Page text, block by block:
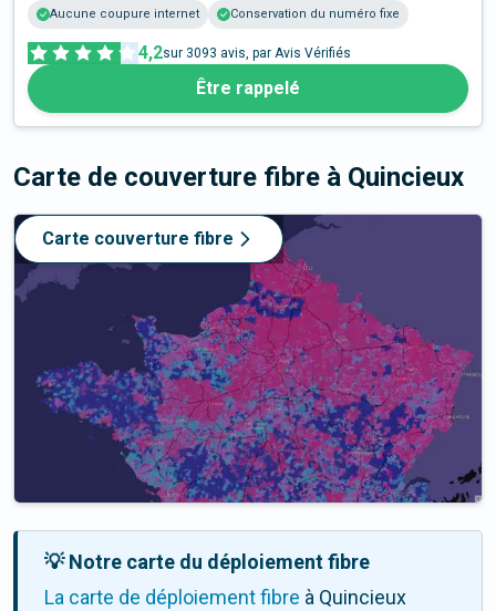
Aucune coupure internet
Conservation du numéro fixe
4,2sur 3093 avis, par Avis Vérifiés
Être rappelé
Carte de couverture fibre à Quincieux
Carte couverture fibre
💡 Notre carte du déploiement fibre
La carte de déploiement fibre à Quincieux